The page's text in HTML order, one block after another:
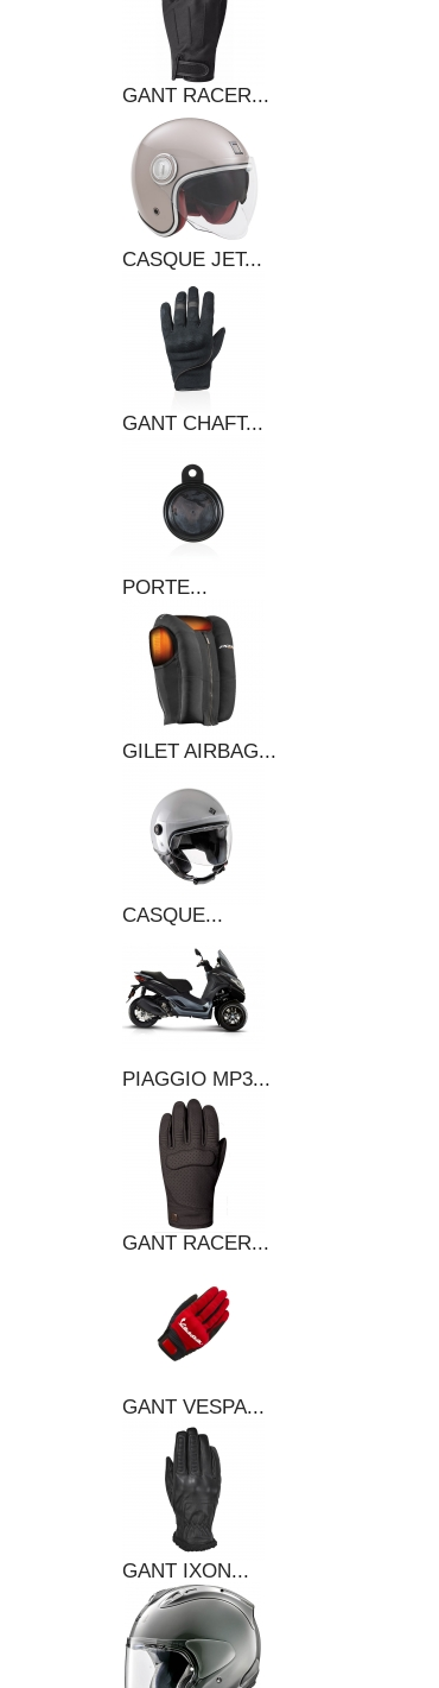
GANT RACER...
CASQUE JET...
GANT CHAFT...
PORTE...
GILET AIRBAG...
CASQUE...
PIAGGIO MP3...
GANT RACER...
GANT VESPA...
GANT IXON...